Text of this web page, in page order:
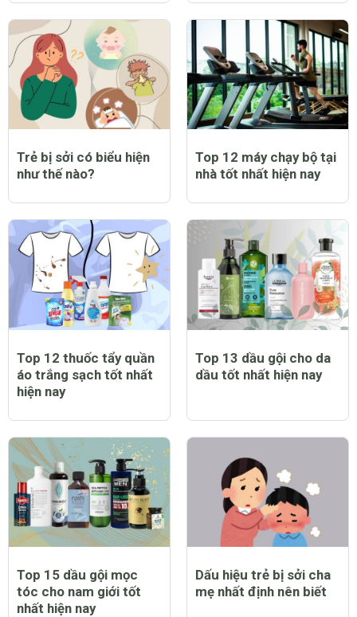
Trẻ bị sởi có biểu hiện
như thế nào?
Top 12 máy chạy bộ tại
nhà tốt nhất hiện nay
Top 12 thuốc tẩy quần
áo trắng sạch tốt nhất
hiện nay
Top 13 dầu gội cho da
dầu tốt nhất hiện nay
Top 15 dầu gội mọc
tóc cho nam giới tốt
nhất hiện nay
Dấu hiệu trẻ bị sởi cha
mẹ nhất định nên biết